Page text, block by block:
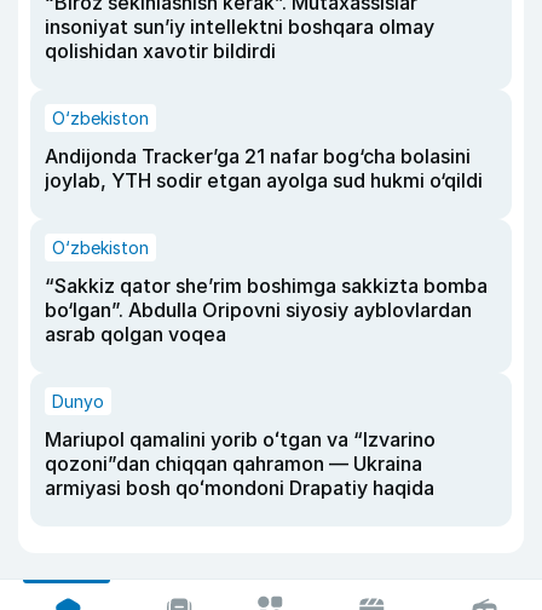
insoniyat sun’iy intellektni boshqara olmay
qolishidan xavotir bildirdi
O‘zbekiston
Andijonda Tracker’ga 21 nafar bog‘cha bolasini
joylab, YTH sodir etgan ayolga sud hukmi o‘qildi
O‘zbekiston
“Sakkiz qator she’rim boshimga sakkizta bomba
bo‘lgan”. Abdulla Oripovni siyosiy ayblovlardan
asrab qolgan voqea
Dunyo
Mariupol qamalini yorib oʻtgan va “Izvarino
qozoni”dan chiqqan qahramon — Ukraina
armiyasi bosh qoʻmondoni Drapatiy haqida